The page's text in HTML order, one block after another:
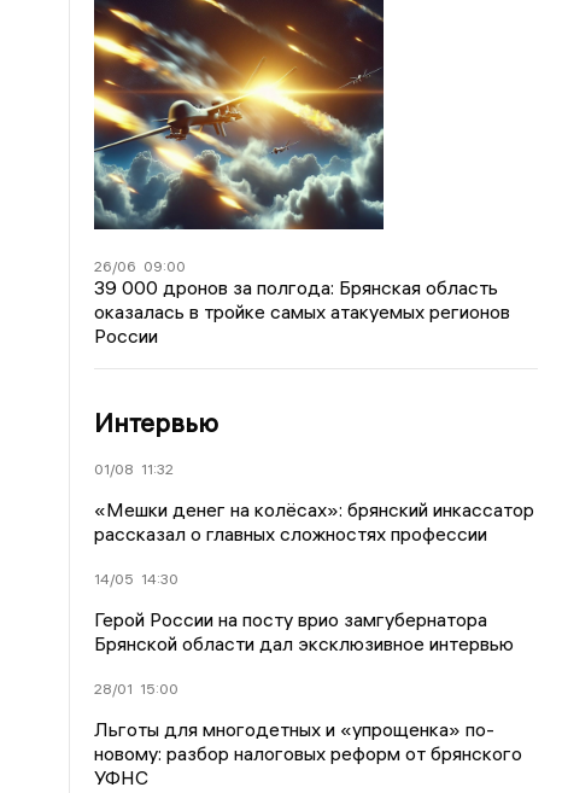
26/06 09:00
39 000 дронов за полгода: Брянская область
оказалась в тройке самых атакуемых регионов
России
Интервью
01/08 11:32
«Мешки денег на колёсах»: брянский инкассатор
рассказал о главных сложностях профессии
14/05 14:30
Герой России на посту врио замгубернатора
Брянской области дал эксклюзивное интервью
28/01 15:00
Льготы для многодетных и «упрощенка» по-
новому: разбор налоговых реформ от брянского
УФНС